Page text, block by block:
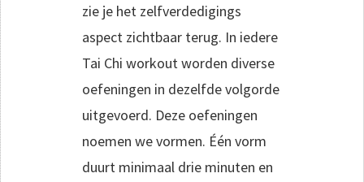
zie je het zelfverdedigings
aspect zichtbaar terug. In iedere
Tai Chi workout worden diverse
oefeningen in dezelfde volgorde
uitgevoerd. Deze oefeningen
noemen we vormen. Één vorm
duurt minimaal drie minuten en